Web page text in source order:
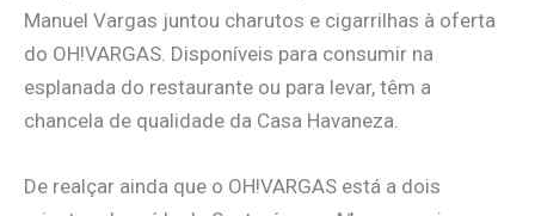
Manuel Vargas juntou charutos e cigarrilhas à oferta
do OH!VARGAS. Disponíveis para consumir na
esplanada do restaurante ou para levar, têm a
chancela de qualidade da Casa Havaneza.
De realçar ainda que o OH!VARGAS está a dois